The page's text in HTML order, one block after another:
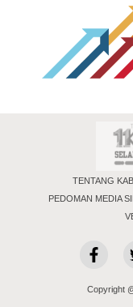
TENTANG
PEDOMAN MEDIA
Copyright